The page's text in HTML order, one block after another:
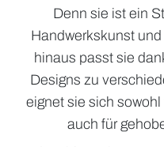
Denn sie ist ein
Handwerkskunst
hinaus passt sie
Designs zu
eignet sie sich
auch für